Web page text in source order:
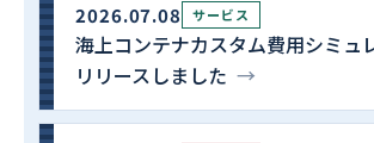
2026.07.08 サービス
海上コンテナカスタム費用シミュ
リリースしました →